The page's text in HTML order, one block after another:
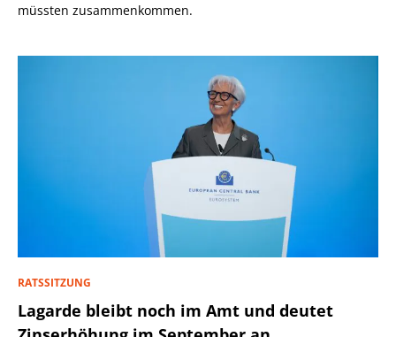
müssten zusammenkommen.
RATSSITZUNG
Lagarde bleibt noch im Amt und deutet